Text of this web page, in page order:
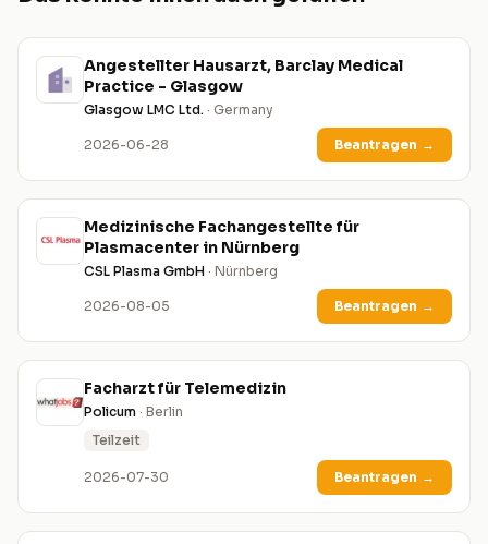
Angestellter Hausarzt, Barclay Medical
Practice - Glasgow
Glasgow LMC Ltd. · Germany
2026-06-28 Beantragen →
Medizinische Fachangestellte für
Plasmacenter in Nürnberg
CSL Plasma GmbH · Nürnberg
2026-08-05 Beantragen →
Facharzt für Telemedizin
Policum · Berlin
Teilzeit
2026-07-30 Beantragen →